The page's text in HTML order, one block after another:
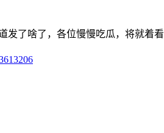
发了啥了，各位慢慢吃瓜，将就着看